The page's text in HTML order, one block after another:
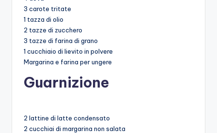
3 carote tritate
1 tazza di olio
2 tazze di zucchero
3 tazze di farina di grano
1 cucchiaio di lievito in polvere
Margarina e farina per ungere
Guarnizione
2 lattine di latte condensato
2 cucchiai di margarina non salata